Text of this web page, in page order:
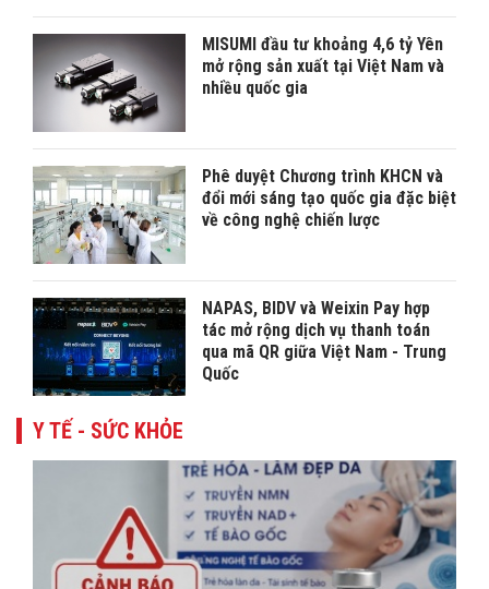
MISUMI đầu tư khoảng 4,6 tỷ Yên
mở rộng sản xuất tại Việt Nam và
nhiều quốc gia
Phê duyệt Chương trình KHCN và
đổi mới sáng tạo quốc gia đặc biệt
về công nghệ chiến lược
NAPAS, BIDV và Weixin Pay hợp
tác mở rộng dịch vụ thanh toán
qua mã QR giữa Việt Nam - Trung
Quốc
Y TẾ - SỨC KHỎE